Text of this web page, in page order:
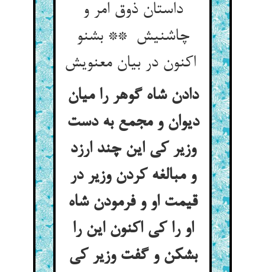
داستان ذوق امر و
چاشنیش ** بشنو
دادن شاه گوهر را میان
دیوان و مجمع به دست
وزیر کی این چند ارزد
و مبالغه کردن وزیر در
قیمت او و فرمودن شاه
او را کی اکنون این را
بشکن و گفت وزیر کی